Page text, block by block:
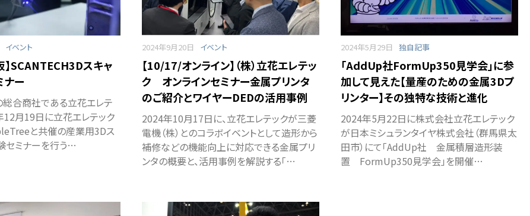
イベント
】SCANTECH3Dスキャ
ナー
合商社である立花エレテ
12月19日に立花エレテック
と共催の産業用3Dス
セミナーを行う…
2024年9月20日 イベント
【10/17/オンライン】（株）立花エレテッ
ク オンラインセミナー金属プリンタ
のご紹介とワイヤーDEDの活用事例
2024年10月17日に、立花エレテックが三菱
電機（株）とのコラボイベントとして造形から
補修などの機能向上に対応できる金属プリ
ンタの概要と、活用事例を解説する「…
2024年5月29日 独自記事
「AddUp社FormUp350見学会」に参
加して見えた【量産のための金属3Dプ
リンター】その独特な技術と進化
2024年5月22日に株式会社立花エレテック
が日本ミシュランタイヤ株式会社（群馬県太
田市）にて「AddUp社 金属積層造形装
置 FormUp350見学会」を開催…